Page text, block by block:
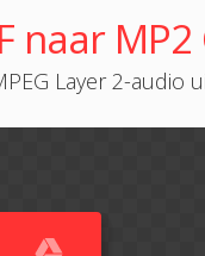
naar
Layer 2-audio